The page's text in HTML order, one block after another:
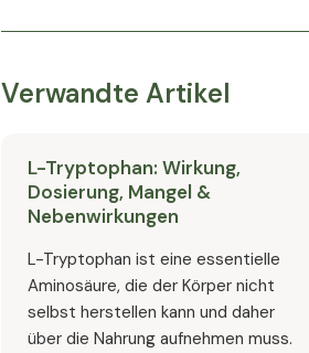
Verwandte Artikel
L-Tryptophan: Wirkung,
Dosierung, Mangel &
Nebenwirkungen
L-Tryptophan ist eine essentielle
Aminosäure, die der Körper nicht
selbst herstellen kann und daher
über die Nahrung aufnehmen muss.